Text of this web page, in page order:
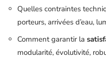
Quelles contraintes
porteurs, arrivées d’eau,
Comment garantir la
modularité, évolutivité,